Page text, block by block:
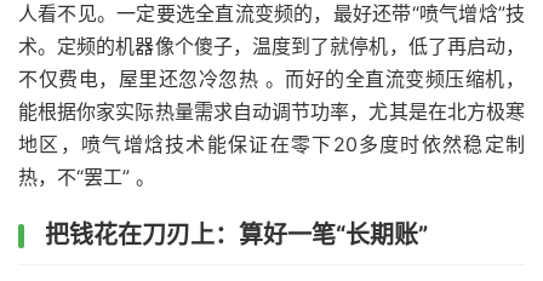
人看不见。一定要选全直流变频的，最好还带“喷气增焓”技
术。定频的机器像个傻子，温度到了就停机，低了再启动，
不仅费电，屋里还忽冷忽热 。而好的全直流变频压缩机，
能根据你家实际热量需求自动调节功率，尤其是在北方极寒
地区，喷气增焓技术能保证在零下20多度时依然稳定制
热，不“罢工” 。
把钱花在刀刃上：算好一笔“长期账”